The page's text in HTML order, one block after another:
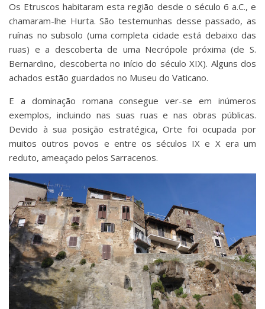
Os Etruscos habitaram esta região desde o século 6 a.C., e
chamaram-lhe Hurta. São testemunhas desse passado, as
ruínas no subsolo (uma completa cidade está debaixo das
ruas) e a descoberta de uma Necrópole próxima (de S.
Bernardino, descoberta no início do século XIX). Alguns dos
achados estão guardados no Museu do Vaticano.
E a dominação romana consegue ver-se em inúmeros
exemplos, incluindo nas suas ruas e nas obras públicas.
Devido à sua posição estratégica, Orte foi ocupada por
muitos outros povos e entre os séculos IX e X era um
reduto, ameaçado pelos Sarracenos.